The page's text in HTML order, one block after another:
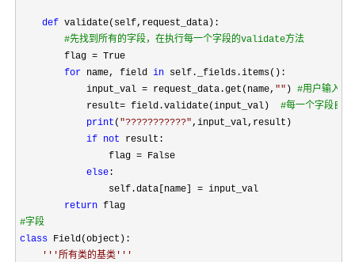
def validate(self,request_data):
#先找到所有的字段，在执行每一个字段的validate方法
        flag =
True
for name, field in self._fields.items():
            input_val
= request_data.get(name, "" ) #用户输入的
            result= field.validate(input_val)
#每一个字段自己
print ( "???????????",input_val,result)
if not result:
                flag
= False
else :
                self.data[name]
= input_val
return
#字段
class Field(object):
'''所有类的基类 '''